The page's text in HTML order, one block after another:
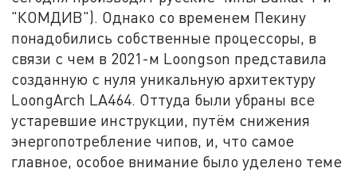
"КОМДИВ"). Однако со временем Пекину
понадобились собственные процессоры, в
связи с чем в 2021-м Loongson представила
созданную с нуля уникальную архитектуру
LoongArch LA464. Оттуда были убраны все
устаревшие инструкции, путём снижения
энергопотребление чипов, и, что самое
главное, особое внимание было уделено теме